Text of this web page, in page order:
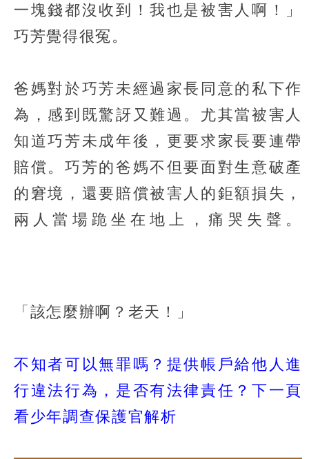
一塊錢都沒收到！我也是被害人啊！」
巧芳覺得很冤。
爸媽對於巧芳未經過家長同意的私下作
為，感到既驚訝又難過。尤其當被害人
知道巧芳未成年後，更要求家長要連帶
賠償。巧芳的爸媽不但要面對生意破產
的窘境，還要賠償被害人的鉅額損失，
兩人當場跪坐在地上，痛哭失聲。
「該怎麼辦啊？老天！」
不知者可以無罪嗎？提供帳戶給他人進
行違法行為，是否有法律責任？下一頁
看少年調查保護官解析